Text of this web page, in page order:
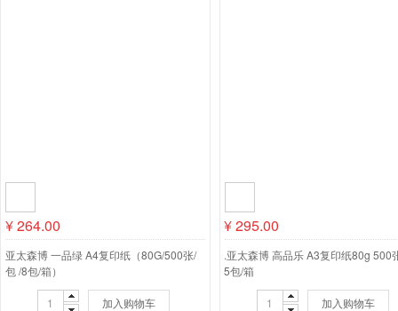
¥264.00
亚太森博 一品绿 A4复印纸（80G/500张/
包 /8包/箱）
加入购物车
¥295.00
.亚太森博 高品乐 A3复印纸80g 500
5包/箱
加入购物车